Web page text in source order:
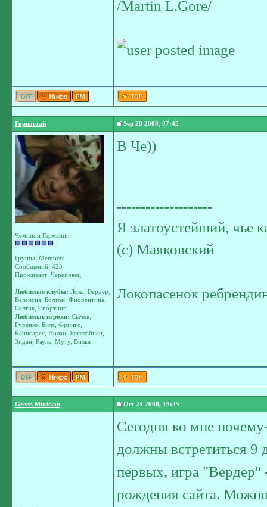
/Martin L.Gore/
Горностай Sep 28 2008, 07:45
Чемпион Германии
Группа: Members
Сообщений: 423
Проживает: Череповец
Любимые клубы: Локо, Вердер,
Валенсия, Болтон, Фиорентина,
Селтик, Спортинг.
Любимые игроки: Сычев,
Гуренко, Биля, Фрингс,
Канисарес, Нолан, Яскелайнен,
Зидан, Рауль, Муту, Вилья
В Че))
--------------------
Я златоустейший, чье
(с) Маяковский
Локопасенок
Green Musician Oct 24 2008, 18:25
Сегодня ко мне
должны встретиться 9
первых, игра "Вердер"
рождения сайта.